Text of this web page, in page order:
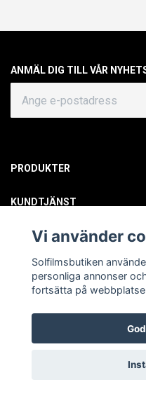
ANMÄL DIG TILL VÅR
PRODUKTER
KUNDTJÄNST
OM OSS
SOCIALA MEDIER
© Copyright 2026
Vi använder
Solfilmsbutiken
personliga annonser
fortsätta på